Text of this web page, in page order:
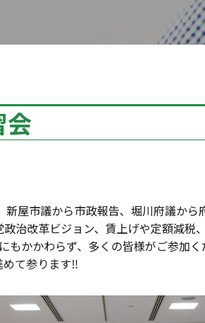
会
屋市議から市政報告、堀川府議か
治改革ビジョン、賃上げや定額減
かかわらず、多くの皆様がご参加
て参ります‼️